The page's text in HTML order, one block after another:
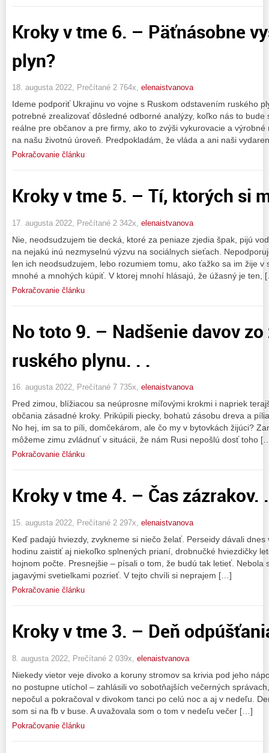
Kroky v tme 6. – Päťnásobne
plyn?
18. augusta 2022, Prečítané 2 764x, elenaistvanova
Ideme podporiť Ukrajinu vo vojne s Ruskom odstavením ruského
potrebné zrealizovať dôsledné odborné analýzy, koľko nás to
reálne pre občanov a pre firmy, ako to zvýši vykurovacie a
na našu životnú úroveň. Predpokladám, že vláda a ani naši
Pokračovanie článku
Kroky v tme 5. – Tí, ktorých si
17. augusta 2022, Prečítané 2 342x, elenaistvanova
Nie, neodsudzujem tie decká, ktoré za peniaze zjedia špak, pijú
na nejakú inú nezmyselnú výzvu na sociálnych sieťach.
len ich neodsudzujem, lebo rozumiem tomu, ako ťažko sa im žije v
mnohé a mnohých kúpiť. V ktorej mnohí hlásajú, že úžasný je ten,
Pokračovanie článku
No toto 9. – Nadšenie davov
ruského plynu. . .
16. augusta 2022, Prečítané 7 735x, elenaistvanova
Pred zimou, blížiacou sa neúprosne míľovými krokmi i napriek
občania zásadné kroky. Prikúpili piecky, bohatú zásobu dreva a
No hej, im sa to píli, domčekárom, ale čo my v bytovkách žijúci?
môžeme zimu zvládnuť v situácii, že nám Rusi nepošlú dosť toho
Pokračovanie článku
Kroky v tme 4. – Čas zázrakov.
15. augusta 2022, Prečítané 2 297x, elenaistvanova
Keď padajú hviezdy, zvykneme si niečo želať. Perseidy dávali
hodinu zaistiť aj niekoľko splnených prianí, drobnučké hviezdičky
hojnom počte. Presnejšie – písali o tom, že budú tak letieť. Nebola
jagavými svetielkami pozrieť. V tejto chvíli si neprajem […]
Pokračovanie článku
Kroky v tme 3. – Deň
8. augusta 2022, Prečítané 2 039x, elenaistvanova
Niekedy vietor veje divoko a koruny stromov sa krivia pod jeho
no postupne utíchol – zahlásili vo sobotňajších večerných
nepočul a pokračoval v divokom tanci po celú noc a aj v nedeľu.
som si na fb v buse. A uvažovala som o tom v nedeľu večer […]
Pokračovanie článku